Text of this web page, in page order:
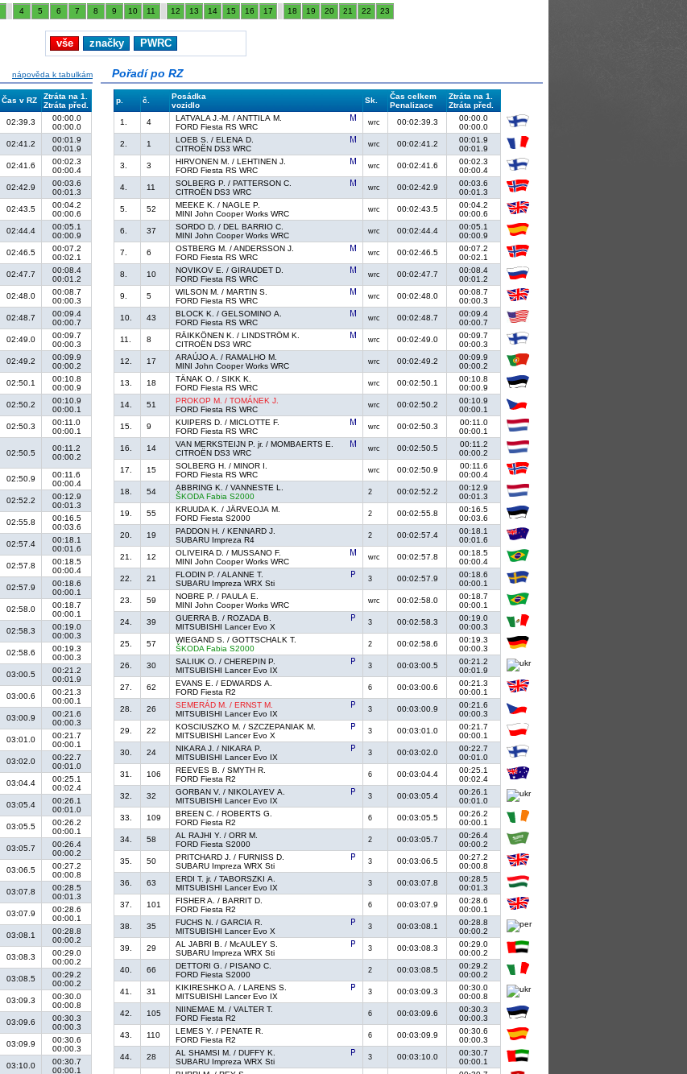
4 5 6 7 8 9 10 11 12 13 14 15 16 17 18 19 20 21 22 23
vše značky PWRC
nápověda k tabulkám
Čas v RZ
Ztráta na 1.
Ztráta před.
02:39.3
00:00.0
00:00.0
02:41.2
00:01.9
00:01.9
02:41.6
00:02.3
00:00.4
02:42.9
00:03.6
00:01.3
02:43.5
00:04.2
00:00.6
02:44.4
00:05.1
00:00.9
02:46.5
00:07.2
00:02.1
02:47.7
00:08.4
00:01.2
02:48.0
00:08.7
00:00.3
02:48.7
00:09.4
00:00.7
02:49.0
00:09.7
00:00.3
02:49.2
00:09.9
00:00.2
02:50.1
00:10.8
00:00.9
02:50.2
00:10.9
00:00.1
02:50.3
00:11.0
00:00.1
02:50.5
00:11.2
00:00.2
02:50.9
00:11.6
00:00.4
02:52.2
00:12.9
00:01.3
02:55.8
00:16.5
00:03.6
02:57.4
00:18.1
00:01.6
02:57.8
00:18.5
00:00.4
02:57.9
00:18.6
00:00.1
02:58.0
00:18.7
00:00.1
02:58.3
00:19.0
00:00.3
02:58.6
00:19.3
00:00.3
03:00.5
00:21.2
00:01.9
03:00.6
00:21.3
00:00.1
03:00.9
00:21.6
00:00.3
03:01.0
00:21.7
00:00.1
03:02.0
00:22.7
00:01.0
03:04.4
00:25.1
00:02.4
03:05.4
00:26.1
00:01.0
03:05.5
00:26.2
00:00.1
03:05.7
00:26.4
00:00.2
03:06.5
00:27.2
00:00.8
03:07.8
00:28.5
00:01.3
03:07.9
00:28.6
00:00.1
03:08.1
00:28.8
00:00.2
03:08.3
00:29.0
00:00.2
03:08.5
00:29.2
00:00.2
03:09.3
00:30.0
00:00.8
03:09.6
00:30.3
00:00.3
03:09.9
00:30.6
00:00.3
03:10.0
00:30.7
00:00.1
Pořadí po RZ
p. č.
Posádka
vozidlo
Sk.
Čas celkem
Penalizace
Ztráta na 1.
Ztráta před.
1.
4
LATVALA J.-M. / ANTTILA M.
FORD Fiesta RS WRC
wrc 00:02:39.3
00:00.0
00:00.0
2.
1
LOEB S. / ELENA D.
CITROËN DS3 WRC
wrc 00:02:41.2
00:01.9
00:01.9
3.
3
HIRVONEN M. / LEHTINEN J.
FORD Fiesta RS WRC
wrc 00:02:41.6
00:02.3
00:00.4
4.
11
SOLBERG P. / PATTERSON C.
CITROËN DS3 WRC
wrc 00:02:42.9
00:03.6
00:01.3
5.
52
MEEKE K. / NAGLE P.
MINI John Cooper Works WRC
wrc 00:02:43.5
00:04.2
00:00.6
6.
37
SORDO D. / DEL BARRIO C.
MINI John Cooper Works WRC
wrc 00:02:44.4
00:05.1
00:00.9
7.
6
OSTBERG M. / ANDERSSON J.
FORD Fiesta RS WRC
wrc 00:02:46.5
00:07.2
00:02.1
8.
10
NOVIKOV E. / GIRAUDET D.
FORD Fiesta RS WRC
wrc 00:02:47.7
00:08.4
00:01.2
9.
5
WILSON M. / MARTIN S.
FORD Fiesta RS WRC
wrc 00:02:48.0
00:08.7
00:00.3
10.
43
BLOCK K. / GELSOMINO A.
FORD Fiesta RS WRC
wrc 00:02:48.7
00:09.4
00:00.7
11.
8
RÄIKKÖNEN K. / LINDSTRÖM K.
CITROËN DS3 WRC
wrc 00:02:49.0
00:09.7
00:00.3
12.
17
ARAÚJO A. / RAMALHO M.
MINI John Cooper Works WRC
wrc 00:02:49.2
00:09.9
00:00.2
13.
18
TÄNAK O. / SIKK K.
FORD Fiesta RS WRC
wrc 00:02:50.1
00:10.8
00:00.9
14.
51
PROKOP M. / TOMÁNEK J.
FORD Fiesta RS WRC
wrc 00:02:50.2
00:10.9
00:00.1
15.
9
KUIPERS D. / MICLOTTE F.
FORD Fiesta RS WRC
wrc 00:02:50.3
00:11.0
00:00.1
16.
14
VAN MERKSTEIJN P. jr. / MOMBAERTS E.
CITROËN DS3 WRC
wrc 00:02:50.5
00:11.2
00:00.2
17.
15
SOLBERG H. / MINOR I.
FORD Fiesta RS WRC
wrc 00:02:50.9
00:11.6
00:00.4
18.
54
ABBRING K. / VANNESTE L.
ŠKODA Fabia S2000
2 00:02:52.2
00:12.9
00:01.3
19.
55
KRUUDA K. / JÄRVEOJA M.
FORD Fiesta S2000
2 00:02:55.8
00:16.5
00:03.6
20.
19
PADDON H. / KENNARD J.
SUBARU Impreza R4
2 00:02:57.4
00:18.1
00:01.6
21.
12
OLIVEIRA D. / MUSSANO F.
MINI John Cooper Works WRC
wrc 00:02:57.8
00:18.5
00:00.4
22.
21
FLODIN P. / ALANNE T.
SUBARU Impreza WRX Sti
3 00:02:57.9
00:18.6
00:00.1
23.
59
NOBRE P. / PAULA E.
MINI John Cooper Works WRC
wrc 00:02:58.0
00:18.7
00:00.1
24.
39
GUERRA B. / ROZADA B.
MITSUBISHI Lancer Evo X
3 00:02:58.3
00:19.0
00:00.3
25.
57
WIEGAND S. / GOTTSCHALK T.
ŠKODA Fabia S2000
2 00:02:58.6
00:19.3
00:00.3
26.
30
SALIUK O. / CHEREPIN P.
MITSUBISHI Lancer Evo IX
3 00:03:00.5
00:21.2
00:01.9
27.
62
EVANS E. / EDWARDS A.
FORD Fiesta R2
6 00:03:00.6
00:21.3
00:00.1
28.
26
SEMERÁD M. / ERNST M.
MITSUBISHI Lancer Evo IX
3 00:03:00.9
00:21.6
00:00.3
29.
22
KOSCIUSZKO M. / SZCZEPANIAK M.
MITSUBISHI Lancer Evo X
3 00:03:01.0
00:21.7
00:00.1
30.
24
NIKARA J. / NIKARA P.
MITSUBISHI Lancer Evo IX
3 00:03:02.0
00:22.7
00:01.0
31.
106
REEVES B. / SMYTH R.
FORD Fiesta R2
6 00:03:04.4
00:25.1
00:02.4
32.
32
GORBAN V. / NIKOLAYEV A.
MITSUBISHI Lancer Evo IX
3 00:03:05.4
00:26.1
00:01.0
33.
109
BREEN C. / ROBERTS G.
FORD Fiesta R2
6 00:03:05.5
00:26.2
00:00.1
34.
58
AL RAJHI Y. / ORR M.
FORD Fiesta S2000
2 00:03:05.7
00:26.4
00:00.2
35.
50
PRITCHARD J. / FURNISS D.
SUBARU Impreza WRX Sti
3 00:03:06.5
00:27.2
00:00.8
36.
63
ERDI T. jr. / TABORSZKI A.
MITSUBISHI Lancer Evo IX
3 00:03:07.8
00:28.5
00:01.3
37.
101
FISHER A. / BARRIT D.
FORD Fiesta R2
6 00:03:07.9
00:28.6
00:00.1
38.
35
FUCHS N. / GARCIA R.
MITSUBISHI Lancer Evo X
3 00:03:08.1
00:28.8
00:00.2
39.
29
AL JABRI B. / McAULEY S.
SUBARU Impreza WRX Sti
3 00:03:08.3
00:29.0
00:00.2
40.
66
DETTORI G. / PISANO C.
FORD Fiesta S2000
2 00:03:08.5
00:29.2
00:00.2
41.
31
KIKIRESHKO A. / LARENS S.
MITSUBISHI Lancer Evo IX
3 00:03:09.3
00:30.0
00:00.8
42.
105
NIINEMAE M. / VALTER T.
FORD Fiesta R2
6 00:03:09.6
00:30.3
00:00.3
43.
110
LEMES Y. / PENATE R.
FORD Fiesta R2
6 00:03:09.9
00:30.6
00:00.3
44.
28
AL SHAMSI M. / DUFFY K.
SUBARU Impreza WRX Sti
3 00:03:10.0
00:30.7
00:00.1